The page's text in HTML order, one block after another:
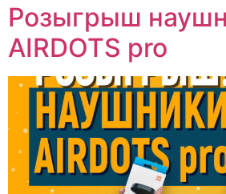
Розыгрыш
AIRDOTS pro